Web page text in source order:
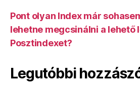
Pont olyan Index már
lehetne megcsinálni a lehető
Posztindexet?
Legutóbbi